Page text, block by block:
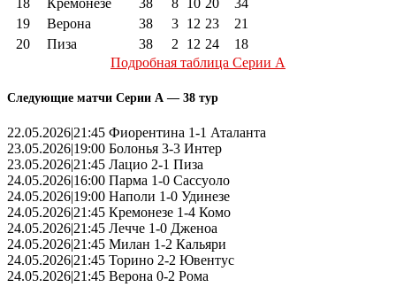
18
Кремонезе 38 8 10 20
34
19
Верона 38 3 12 23
21
20
Пиза 38 2 12 24
18
Подробная таблица Серии А
Следующие матчи Серии А — 38 тур
22.05.2026|21:45 Фиорентина 1-1 Аталанта
23.05.2026|19:00 Болонья 3-3 Интер
23.05.2026|21:45 Лацио 2-1 Пиза
24.05.2026|16:00 Парма 1-0 Сассуоло
24.05.2026|19:00 Наполи 1-0 Удинезе
24.05.2026|21:45 Кремонезе 1-4 Комо
24.05.2026|21:45 Лечче 1-0 Дженоа
24.05.2026|21:45 Милан 1-2 Кальяри
24.05.2026|21:45 Торино 2-2 Ювентус
24.05.2026|21:45 Верона 0-2 Рома